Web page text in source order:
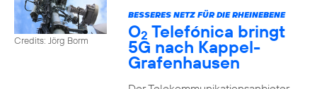
Credits: Jörg Borm
BESSERES NETZ FÜR DIE RHEINEBENE
O2 Telefónica bringt
5G nach Kappel-
Grafenhausen